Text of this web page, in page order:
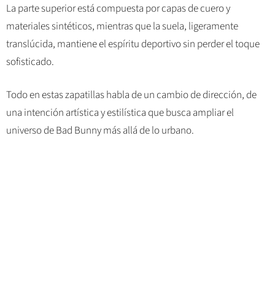
La parte superior está compuesta por capas de cuero y
materiales sintéticos, mientras que la suela, ligeramente
translúcida, mantiene el espíritu deportivo sin perder el toque
sofisticado.
Todo en estas zapatillas habla de un cambio de dirección, de
una intención artística y estilística que busca ampliar el
universo de Bad Bunny más allá de lo urbano.